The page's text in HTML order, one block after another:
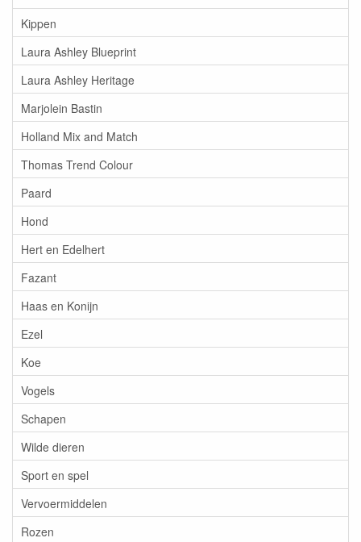
Kippen
Laura Ashley Blueprint
Laura Ashley Heritage
Marjolein Bastin
Holland Mix and Match
Thomas Trend Colour
Paard
Hond
Hert en Edelhert
Fazant
Haas en Konijn
Ezel
Koe
Vogels
Schapen
Wilde dieren
Sport en spel
Vervoermiddelen
Rozen